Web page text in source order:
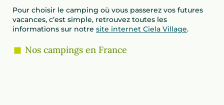
Pour choisir le camping où vous passerez vos futures
vacances, c’est simple, retrouvez toutes les
informations sur notre site internet Ciela Village.
Nos campings en France